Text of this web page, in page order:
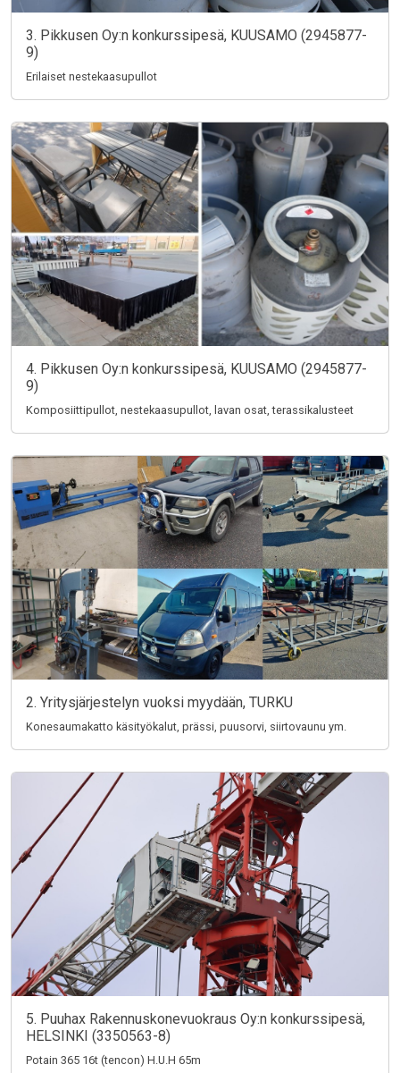
3. Pikkusen Oy:n konkurssipesä, KUUSAMO (2945877-
9)
Erilaiset nestekaasupullot
4. Pikkusen Oy:n konkurssipesä, KUUSAMO (2945877-
9)
Komposiittipullot, nestekaasupullot, lavan osat, terassikalusteet
2. Yritysjärjestelyn vuoksi myydään, TURKU
Konesaumakatto käsityökalut, prässi, puusorvi, siirtovaunu ym.
5. Puuhax Rakennuskonevuokraus Oy:n konkurssipesä,
HELSINKI (3350563-8)
Potain 365 16t (tencon) H.U.H 65m